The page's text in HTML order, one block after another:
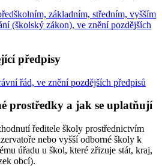
základním, středním, vyšším
(školský zákon), ve znění pozdějších
předpisy
řád, ve znění pozdějších předpisů
prostředky a jak se uplatňují
ředitele školy prostřednictvím
nebo vyšší odborné školy k
úřadu u škol, které zřizuje stát, kraj,
obcí).